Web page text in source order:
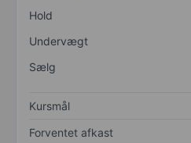
Hold
Undervægt
Sælg
Kursmål
Forventet afkast